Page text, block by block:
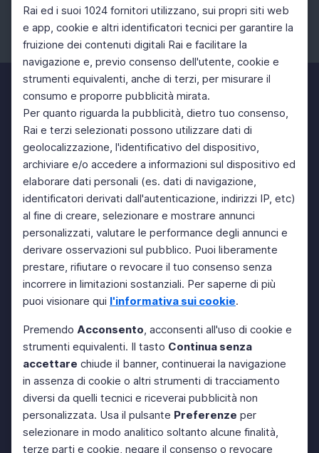
Rai ed i suoi 1024 fornitori utilizzano, sui propri siti web
e app, cookie e altri identificatori tecnici per garantire la
fruizione dei contenuti digitali Rai e facilitare la
navigazione e, previo consenso dell'utente, cookie e
strumenti equivalenti, anche di terzi, per misurare il
consumo e proporre pubblicità mirata.
Per quanto riguarda la pubblicità, dietro tuo consenso,
Rai e terzi selezionati possono utilizzare dati di
geolocalizzazione, l'identificativo del dispositivo,
archiviare e/o accedere a informazioni sul dispositivo ed
elaborare dati personali (es. dati di navigazione,
identificatori derivati dall'autenticazione, indirizzi IP, etc)
al fine di creare, selezionare e mostrare annunci
personalizzati, valutare le performance degli annunci e
derivare osservazioni sul pubblico. Puoi liberamente
prestare, rifiutare o revocare il tuo consenso senza
incorrere in limitazioni sostanziali. Per saperne di più
puoi visionare qui l'informativa sui cookie.
Premendo Acconsento, acconsenti all'uso di cookie e
strumenti equivalenti. Il tasto Continua senza
accettare chiude il banner, continuerai la navigazione
in assenza di cookie o altri strumenti di tracciamento
diversi da quelli tecnici e riceverai pubblicità non
personalizzata. Usa il pulsante Preferenze per
selezionare in modo analitico soltanto alcune finalità,
terze parti e cookie, negare il consenso o revocare
Facebook Instagram Twitter